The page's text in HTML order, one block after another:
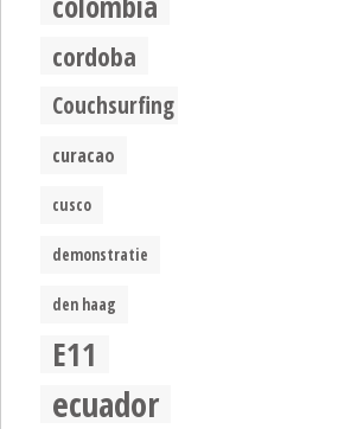
cordoba
Couchsurfing
curacao
cusco
demonstratie
den haag
E11
ecuador